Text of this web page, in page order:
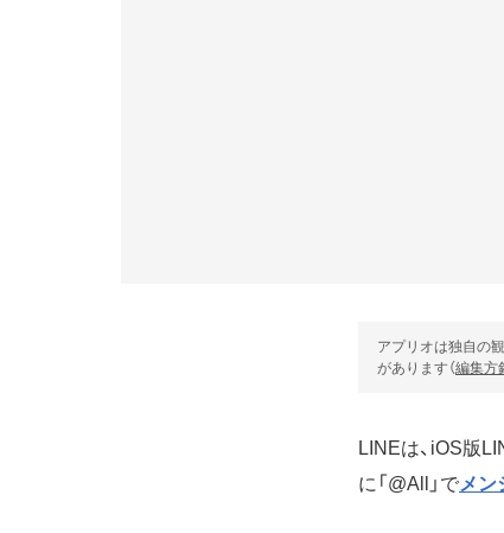
アプリオは独自の
があります（編集方
LINEは、iOS版
に「@All」でメン